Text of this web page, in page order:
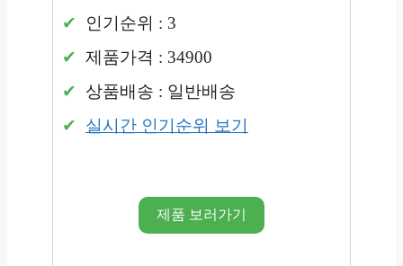
인기순위 : 3
제품가격 : 34900
상품배송 : 일반배송
실시간 인기순위 보기
제품 보러가기